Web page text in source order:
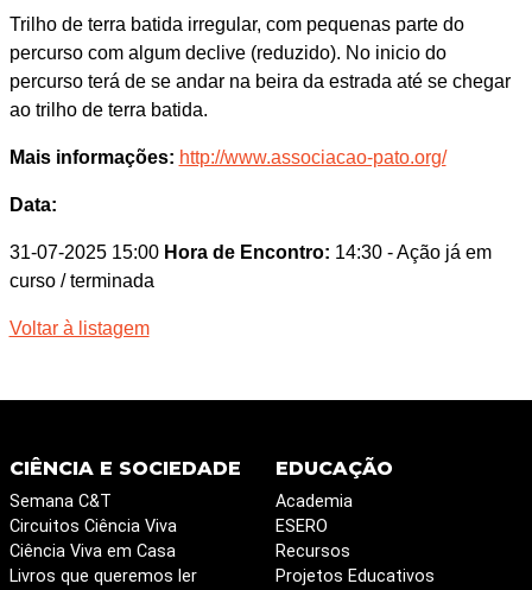
Trilho de terra batida irregular, com pequenas parte do
percurso com algum declive (reduzido). No inicio do
percurso terá de se andar na beira da estrada até se chegar
ao trilho de terra batida.
Mais informações: http://www.associacao-pato.org/
Data:
31-07-2025 15:00 Hora de Encontro: 14:30 - Ação já em
curso / terminada
Voltar à listagem
CIÊNCIA E SOCIEDADE
Semana C&T
Circuitos Ciência Viva
Ciência Viva em Casa
Livros que queremos ler
EDUCAÇÃO
Academia
ESERO
Recursos
Projetos Educativos